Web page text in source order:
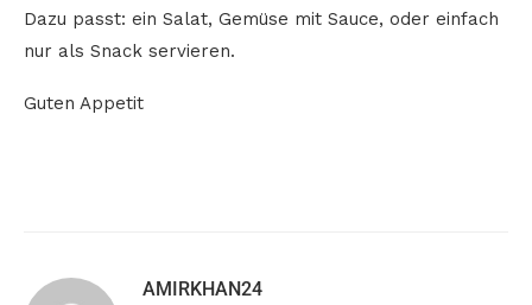
Dazu passt: ein Salat, Gemüse mit Sauce, oder einfach
nur als Snack servieren.
Guten Appetit
AMIRKHAN24